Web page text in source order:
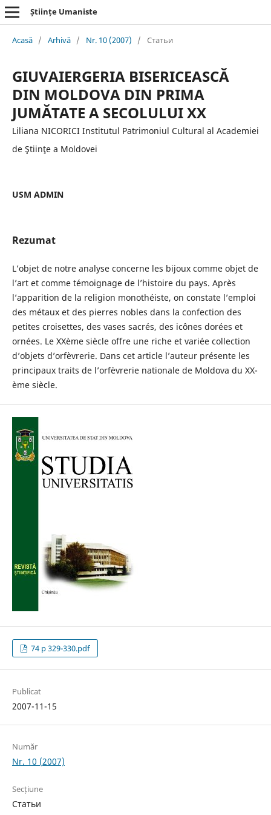
Științe Umaniste
Acasă / Arhivă / Nr. 10 (2007) / Статьи
GIUVAIERGERIA BISERICEASCĂ
DIN MOLDOVA DIN PRIMA
JUMĂTATE A SECOLULUI XX
Liliana NICORICI Institutul Patrimoniul Cultural al Academiei
de Ştiinţe a Moldovei
USM ADMIN
Rezumat
L’objet de notre analyse concerne les bijoux comme objet de
l’art et comme témoignage de l’histoire du pays. Après
l’apparition de la religion monothéiste, on constate l’emploi
des métaux et des pierres nobles dans la confection des
petites croisettes, des vases sacrés, des icônes dorées et
ornées. Le XXème siècle offre une riche et variée collection
d’objets d’orfèvrerie. Dans cet article l’auteur présente les
principaux traits de l’orfèvrerie nationale de Moldova du XX-
ème siècle.
74 p 329-330.pdf
Publicat
2007-11-15
Număr
Nr. 10 (2007)
Secțiune
Статьи